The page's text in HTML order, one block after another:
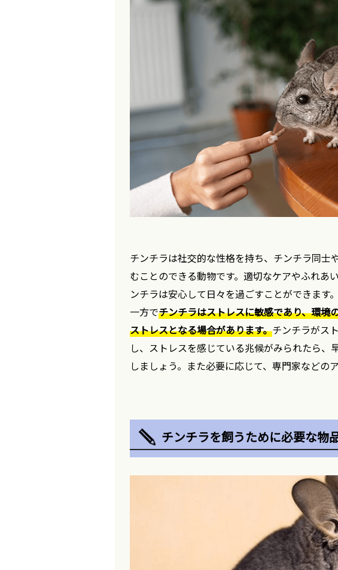
チンチラは社交的な性格を持ち、チンチラ同士
むことのできる動物です。適切なケアやふれあ
ンチラは安心して日々を過ごすことができます。
一方でチンチラはストレスに敏感であり、環境
ストレスとなる場合があります。チンチラがス
し、ストレスを感じている兆候がみられたら、
しましょう。また必要に応じて、専門家などの
チンチラを飼うために必要な物